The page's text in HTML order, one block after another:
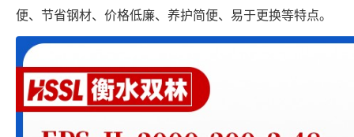
便、节省钢材、价格低廉、养护简便、易于更换等特点。